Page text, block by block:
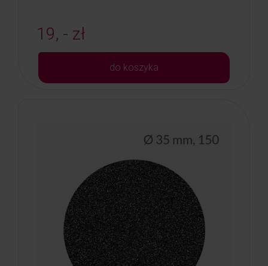
19, - zł
do koszyka